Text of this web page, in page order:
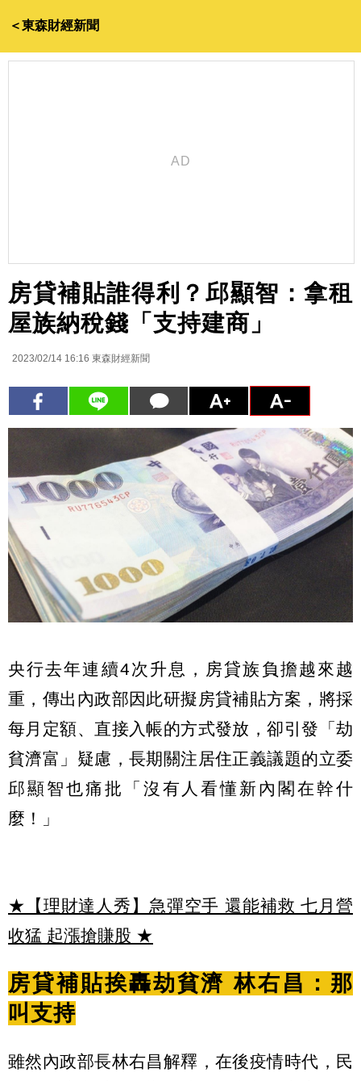
＜東森財經新聞
房貸補貼誰得利？邱顯智：拿租
屋族納稅錢「支持建商」
2023/02/14 16:16 東森財經新聞
央行去年連續4次升息，房貸族負擔越來越
重，傳出內政部因此研擬房貸補貼方案，將採
每月定額、直接入帳的方式發放，卻引發「劫
貧濟富」疑慮，長期關注居住正義議題的立委
邱顯智也痛批「沒有人看懂新內閣在幹什
麼！」
★【理財達人秀】急彈空手 還能補救 七月營
收猛 起漲搶賺股 ★
房貸補貼挨轟劫貧濟 林右昌：那
叫支持
雖然內政部長林右昌解釋，在後疫情時代，民